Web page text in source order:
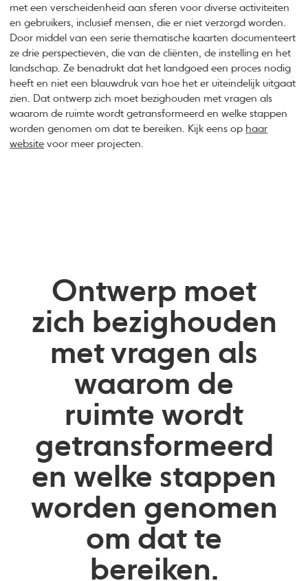
met een verscheidenheid aan sferen voor diverse activiteiten
en gebruikers, inclusief mensen, die er niet verzorgd worden.
Door middel van een serie thematische kaarten documenteert
ze drie perspectieven, die van de cliënten, de instelling en het
landschap. Ze benadrukt dat het landgoed een proces nodig
heeft en niet een blauwdruk van hoe het er uiteindelijk uitgaat
zien. Dat ontwerp zich moet bezighouden met vragen als
waarom de ruimte wordt getransformeerd en welke stappen
worden genomen om dat te bereiken. Kijk eens op haar
website voor meer projecten.
Ontwerp moet
zich bezighouden
met vragen als
waarom de
ruimte wordt
getransformeerd
en welke stappen
worden genomen
om dat te
bereiken.